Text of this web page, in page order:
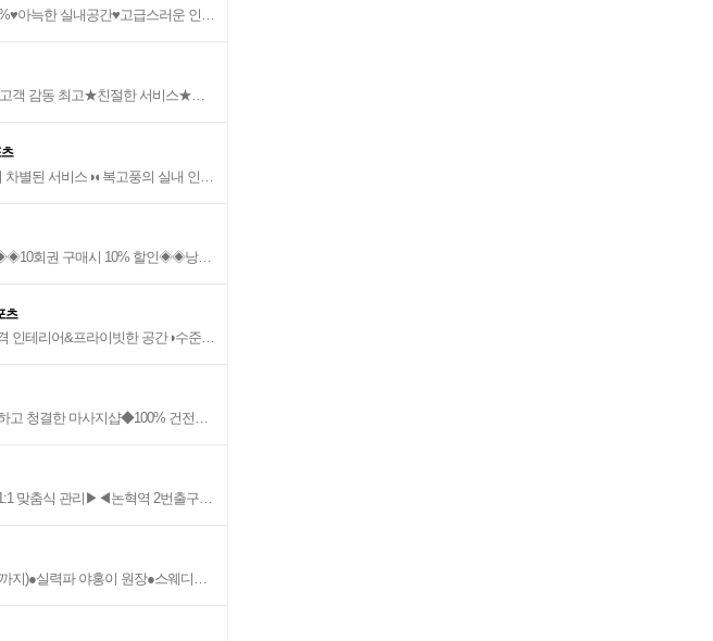
아늑한 실내공간♥고급스러운 인테
객 감동 최고★친절한 서비스★지
별된 서비스◑◐복고풍의 실내 인테
회권 구매시 10% 할인◈◈낭만
츠
인테리어&프라이빗한 공간◑수준급
고 청결한 마사지샵◆100% 건전업
맞춤식 관리▶◀논혁역 2번출구_2
지)●실력파 야홍이 원장●스웨디시&